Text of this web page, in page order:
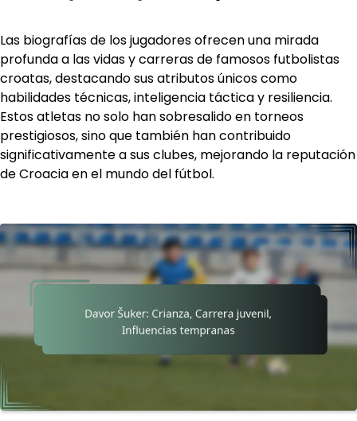
Las biografías de los jugadores ofrecen una mirada
profunda a las vidas y carreras de famosos futbolistas
croatas, destacando sus atributos únicos como
habilidades técnicas, inteligencia táctica y resiliencia.
Estos atletas no solo han sobresalido en torneos
prestigiosos, sino que también han contribuido
significativamente a sus clubes, mejorando la reputación
de Croacia en el mundo del fútbol.